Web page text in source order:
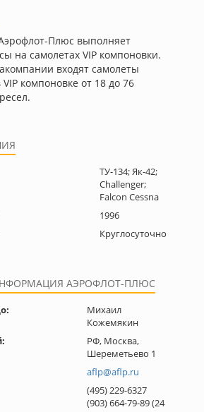
Плюс выполняет
на самолетах VIP компоновки.
входят самолеты
компоновке от 18 до 76
ТУ-134; Як-42;
Challenger;
Falcon Cessna
1996
Круглосуточно
АЭРОФЛОТ-ПЛЮС
Михаил
Кожемякин
РФ, Москва,
Шереметьево 1
aflp@aflp.ru
(495) 229-6327
(903) 664-79-89 (24